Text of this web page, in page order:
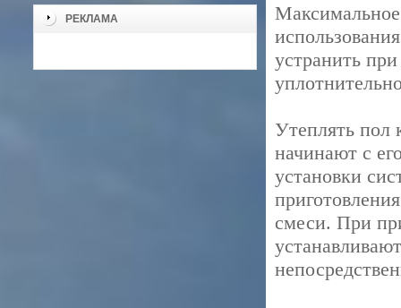
РЕКЛАМА
Максимальное
устранить
Утеплять пол
начинают с
установки
смеси. При